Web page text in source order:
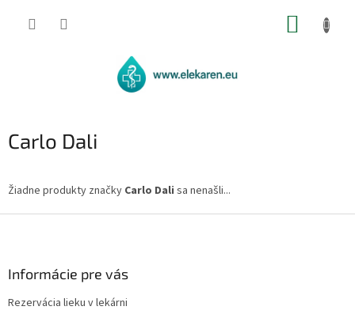
Carlo Dali
Žiadne produkty značky Carlo Dali sa nenašli...
Informácie pre vás
Rezervácia lieku v lekárni